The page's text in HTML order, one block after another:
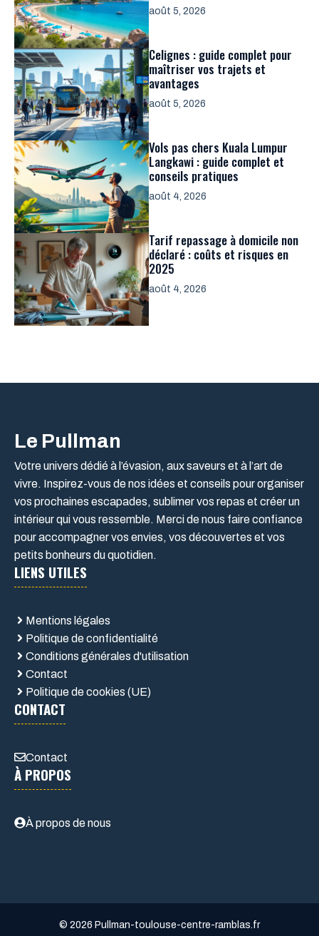
août 5, 2026
Celignes : guide complet pour
maîtriser vos trajets et
avantages
août 5, 2026
Vols pas chers Kuala Lumpur
Langkawi : guide complet et
conseils pratiques
août 4, 2026
Tarif repassage à domicile non
déclaré : coûts et risques en
2025
août 4, 2026
Le Pullman
Votre univers dédié à l’évasion, aux saveurs et à l’art de
vivre. Inspirez-vous de nos idées et conseils pour organiser
vos prochaines escapades, sublimer vos repas et créer un
intérieur qui vous ressemble. Merci de nous faire confiance
pour accompagner vos envies, vos découvertes et vos
petits bonheurs du quotidien.
LIENS UTILES
Mentions légales
Politique de confidentialité
Conditions générales d'utilisation
Contact
Politique de cookies (UE)
CONTACT
Contact
À PROPOS
À propos de nous
© 2026 Pullman-toulouse-centre-ramblas.fr